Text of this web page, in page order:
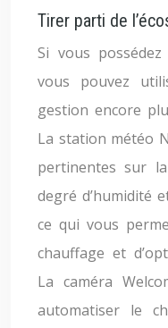
Tirer parti de
Si vous
vous pouvez
gestion encore
La station météo
pertinentes sur
degré d’humidité
ce qui vous
chauffage et
La caméra
automatiser le